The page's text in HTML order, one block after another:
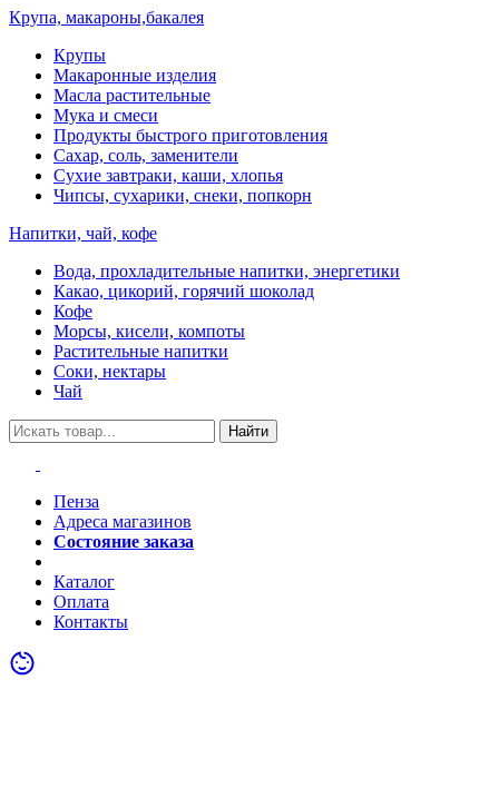
Крупа, макароны,бакалея
Крупы
Макаронные изделия
Масла растительные
Мука и смеси
Продукты быстрого приготовления
Сахар, соль, заменители
Сухие завтраки, каши, хлопья
Чипсы, сухарики, снеки, попкорн
Напитки, чай, кофе
Вода, прохладительные напитки, энергетики
Какао, цикорий, горячий шоколад
Кофе
Морсы, кисели, компоты
Растительные напитки
Соки, нектары
Чай
Найти
Пенза
Адреса магазинов
Состояние заказа
Каталог
Оплата
Контакты